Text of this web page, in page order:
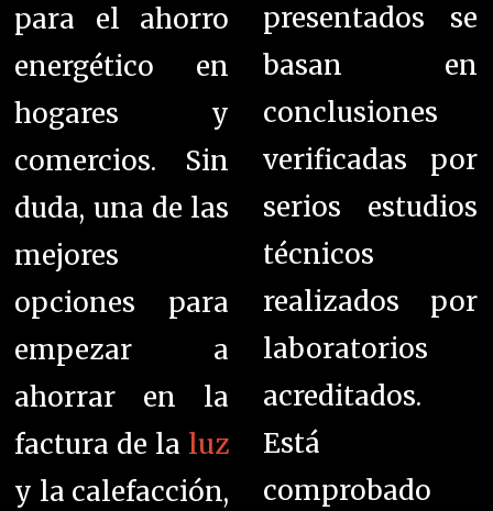
para el ahorro
energético en
hogares y
comercios. Sin
duda, una de las
mejores
opciones para
empezar a
ahorrar en la
factura de la luz
y la calefacción,
presentados se
basan en
conclusiones
verificadas por
serios estudios
técnicos
realizados por
laboratorios
acreditados.
Está
comprobado